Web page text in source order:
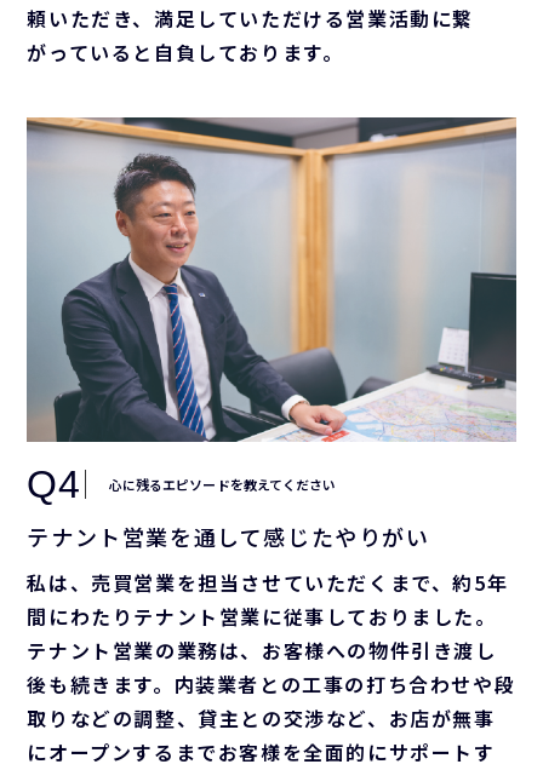
頼いただき、満足していただける営業活動に繋
がっていると自負しております。
Q4 心に残るエピソードを教えてください
テナント営業を通して感じたやりがい
私は、売買営業を担当させていただくまで、約5年
間にわたりテナント営業に従事しておりました。
テナント営業の業務は、お客様への物件引き渡し
後も続きます。内装業者との工事の打ち合わせや段
取りなどの調整、貸主との交渉など、お店が無事
にオープンするまでお客様を全面的にサポートす